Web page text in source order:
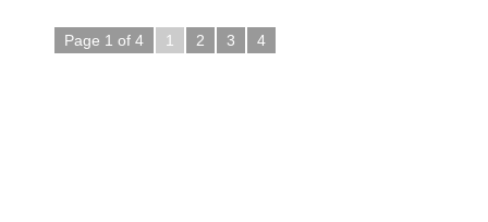
Page 1 of 4 1 2 3 4